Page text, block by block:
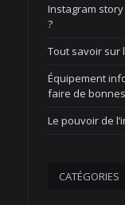
Instagram
?
Tout savoir sur
Équipement
faire de
Le pouvoir de
CATÉGORIES